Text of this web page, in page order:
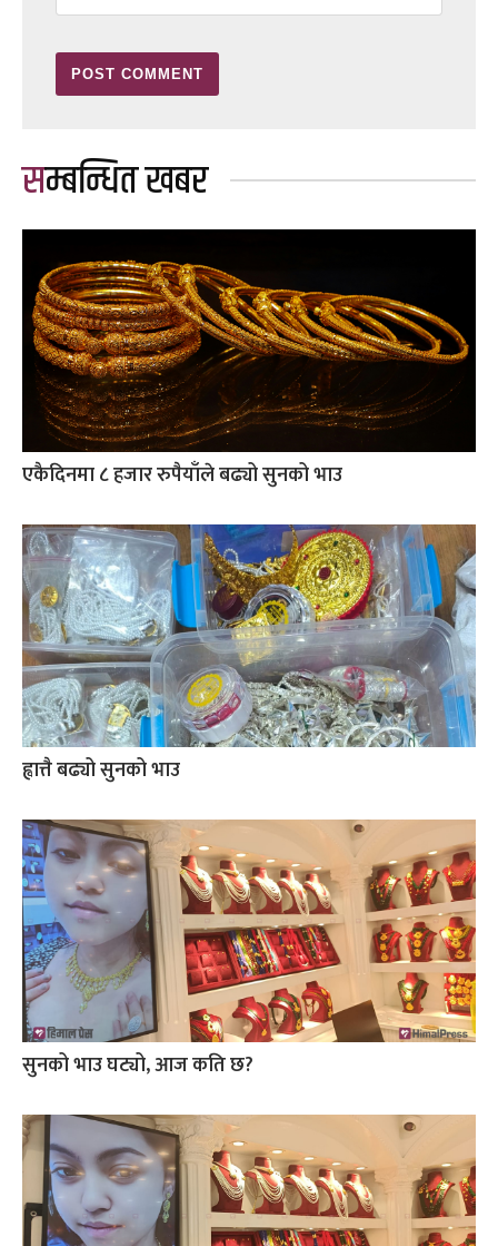
सम्बन्धित खबर
एकैदिनमा ८ हजार रुपैयाँले बढ्यो सुनको भाउ
ह्वात्तै बढ्यो सुनको भाउ
सुनको भाउ घट्यो, आज कति छ?